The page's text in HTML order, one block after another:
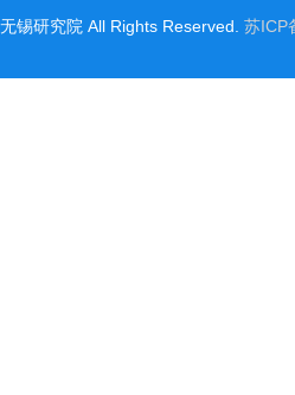
锡研究院AllRightsReserved. 苏ICP